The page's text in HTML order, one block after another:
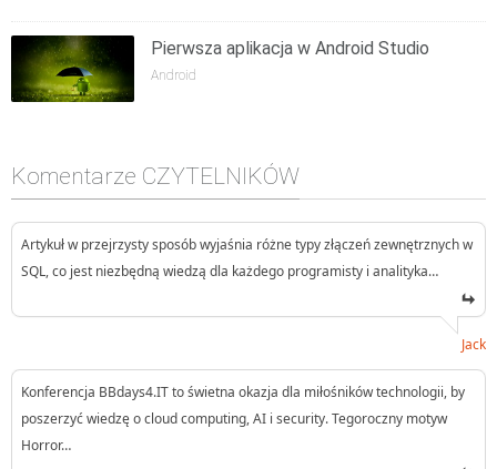
Pierwsza aplikacja w Android Studio
Android
Komentarze CZYTELNIKÓW
Artykuł w przejrzysty sposób wyjaśnia różne typy złączeń zewnętrznych w
SQL, co jest niezbędną wiedzą dla każdego programisty i analityka…
Jack
Konferencja BBdays4.IT to świetna okazja dla miłośników technologii, by
poszerzyć wiedzę o cloud computing, AI i security. Tegoroczny motyw
Horror…